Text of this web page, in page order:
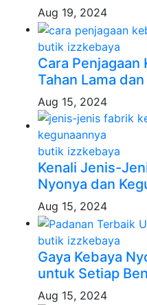
Aug 19, 2024
butik izzkebaya
Cara Penjagaan
Tahan Lama
Aug 15, 2024
butik izzkebaya
Kenali Jenis-
Nyonya dan
Aug 15, 2024
butik izzkebaya
Gaya Kebaya
untuk Setiap
Aug 15, 2024